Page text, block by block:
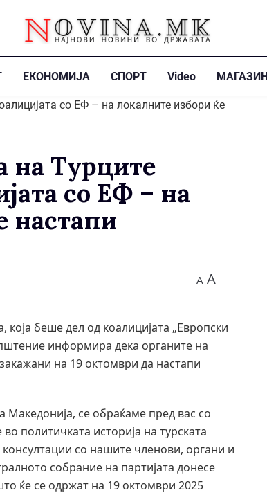
ЕКОНОМИЈА СПОРТ Video МАГАЗИН
на Турците
со ЕФ – на
настапи
A A
беше дел од коалицијата „Европски
информира дека органите на
на 19 октомври да настапи
Македонија, се обраќаме пред вас со
политичката историја на турската
со нашите членови, органи и
собрание на партијата донесе
ќе се одржат на 19 октомври 2025